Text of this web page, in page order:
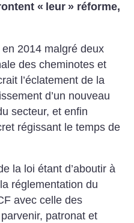
« leur » réforme,
2014 malgré deux
des cheminotes et
l’éclatement de la
d’un nouveau
secteur, et enfin
régissant le temps de
la loi étant d’aboutir à
réglementation du
avec celle des
patronat et